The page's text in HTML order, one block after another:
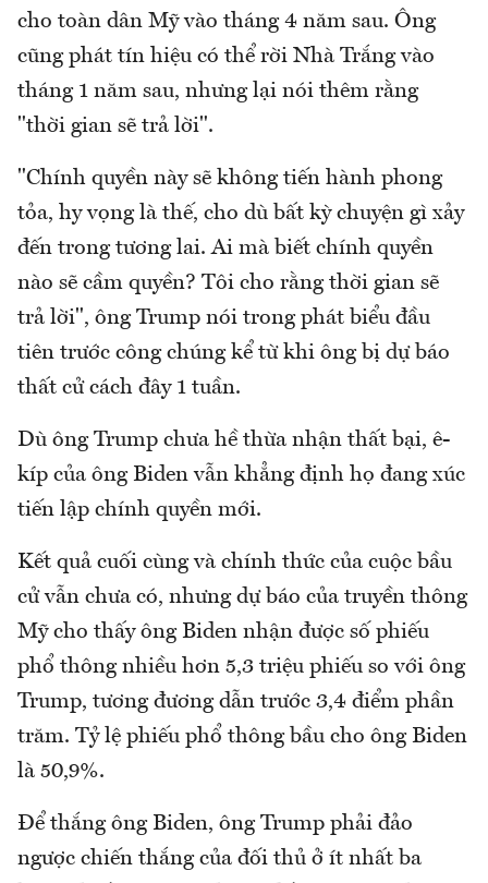
cho toàn dân Mỹ vào tháng 4 năm sau. Ông
cũng phát tín hiệu có thể rời Nhà Trắng vào
tháng 1 năm sau, nhưng lại nói thêm rằng
"thời gian sẽ trả lời".
"Chính quyền này sẽ không tiến hành phong
tỏa, hy vọng là thế, cho dù bất kỳ chuyện gì xảy
đến trong tương lai. Ai mà biết chính quyền
nào sẽ cầm quyền? Tôi cho rằng thời gian sẽ
trả lời", ông Trump nói trong phát biểu đầu
tiên trước công chúng kể từ khi ông bị dự báo
thất cử cách đây 1 tuần.
Dù ông Trump chưa hề thừa nhận thất bại, ê-
kíp của ông Biden vẫn khẳng định họ đang xúc
tiến lập chính quyền mới.
Kết quả cuối cùng và chính thức của cuộc bầu
cử vẫn chưa có, nhưng dự báo của truyền thông
Mỹ cho thấy ông Biden nhận được số phiếu
phổ thông nhiều hơn 5,3 triệu phiếu so với ông
Trump, tương đương dẫn trước 3,4 điểm phần
trăm. Tỷ lệ phiếu phổ thông bầu cho ông Biden
là 50,9%.
Để thắng ông Biden, ông Trump phải đảo
ngược chiến thắng của đối thủ ở ít nhất ba